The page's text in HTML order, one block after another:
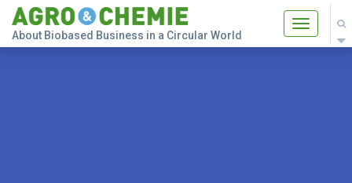
Toggle
About Biobased Business in a Circular World